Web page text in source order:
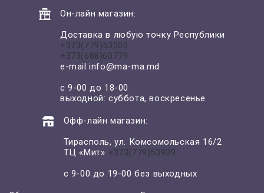
Он-лайн магазин:
Доставка в любую точку Республики
+373(779)53000
+373(688)60779
e-mailinfo@ma-ma.md
с 9-00 до 18-00
выходной: суббота, воскресенье
Офф-лайн магазин:
Тирасполь, ул. Комсомольская 16/2
ТЦ «Мит» +373(779)53939
с 9-00 до 19-00 без выходных